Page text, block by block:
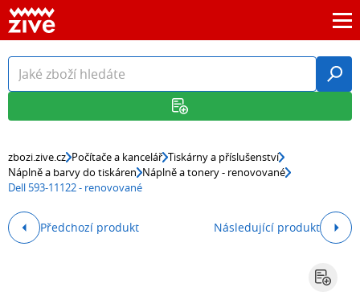
zbozi.zive.cz Počítače a kancelář Tiskárny a příslušenství
Náplně a barvy do tiskáren Náplně a tonery - renovované
Dell 593-11122 - renovované
Předchozí produkt Následující produkt